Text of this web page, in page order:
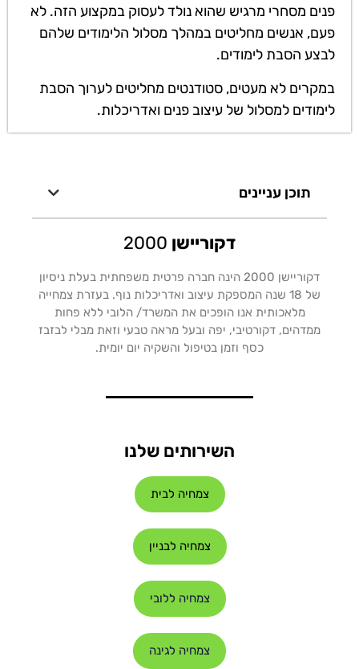
פנים מסחרי מרגיש שהוא נולד לעסוק במקצוע הזה. לא
פעם, אנשים מחליטים במהלך מסלול הלימודים שלהם
לבצע הסבת לימודים.
במקרים לא מעטים, סטודנטים מחליטים לערוך הסבת
לימודים למסלול של עיצוב פנים ואדריכלות.
תוכן עניינים
דקוריישן 2000
דקוריישן 2000 הינה חברה פרטית משפחתית בעלת ניסיון
של 18 שנה המספקת עיצוב ואדריכלות נוף. בעזרת צמחייה
מלאכותית אנו הופכים את המשרד/ הלובי ללא פחות
ממדהים, דקורטיבי, יפה ובעל מראה טבעי וזאת מבלי לבזבז
כסף וזמן בטיפול והשקיה יום יומית.
השירותים שלנו
צמחיה לבית
צמחיה לבניין
צמחיה ללובי
צמחיה לגינה